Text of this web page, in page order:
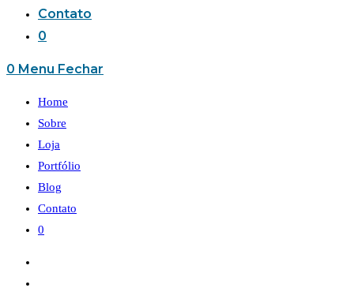
Contato
0
0 Menu Fechar
Home
Sobre
Loja
Portfólio
Blog
Contato
0